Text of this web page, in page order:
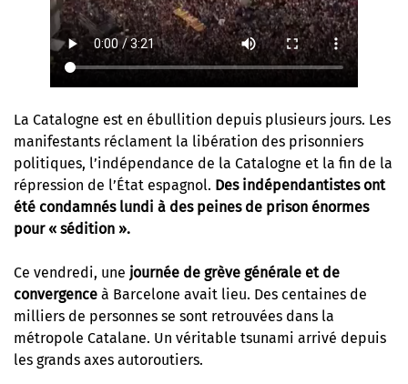
La Catalogne est en ébullition depuis plusieurs jours. Les
manifestants réclament la libération des prisonniers
politiques, l’indépendance de la Catalogne et la fin de la
répression de l’État espagnol. Des indépendantistes ont
été condamnés lundi à des peines de prison énormes
pour « sédition ».
Ce vendredi, une journée de grève générale et de
convergence à Barcelone avait lieu. Des centaines de
milliers de personnes se sont retrouvées dans la
métropole Catalane. Un véritable tsunami arrivé depuis
les grands axes autoroutiers.